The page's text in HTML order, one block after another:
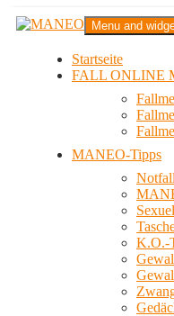
Zum
InhaltMANEO
Das schwule Anti-Gewalt-
Menu and
Startseite
FALL ONLINE
MANEO-Tipps
K.O.-